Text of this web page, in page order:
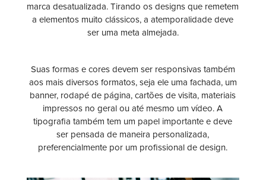
marca desatualizada. Tirando os designs que remetem
a elementos muito clássicos, a atemporalidade deve
ser uma meta almejada.
Suas formas e cores devem ser responsivas também
aos mais diversos formatos, seja ele uma fachada, um
banner, rodapé de página, cartões de visita, materiais
impressos no geral ou até mesmo um vídeo. A
tipografia também tem um papel importante e deve
ser pensada de maneira personalizada,
preferencialmente por um profissional de design.